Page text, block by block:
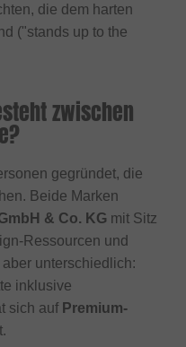
die dem harten
("stands up to the
zwischen
gegründet, die
Beide Marken
& Co. KG mit Sitz
Ressourcen und
unterschiedlich:
inklusive
sich auf Premium-